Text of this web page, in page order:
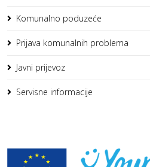
Komunalno poduzeće
Prijava komunalnih problema
Javni prijevoz
Servisne informacije